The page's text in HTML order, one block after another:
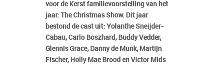
voor de Kerst familievoorstelling van het
jaar: The Christmas Show. Dit jaar
bestond de cast uit: Yolanthe Sneijder-
Cabau, Carlo Boszhard, Buddy Vedder,
Glennis Grace, Danny de Munk, Martijn
Fischer, Holly Mae Brood en Victor Mids